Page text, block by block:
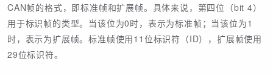
CAN帧的格式，即标准帧和扩展帧。具体来说，第四位（bit 4）
用于标识帧的类型。当该位为0时，表示为标准帧；当该位为1
时，表示为扩展帧。标准帧使用11位标识符（ID），扩展帧使用
29位标识符。